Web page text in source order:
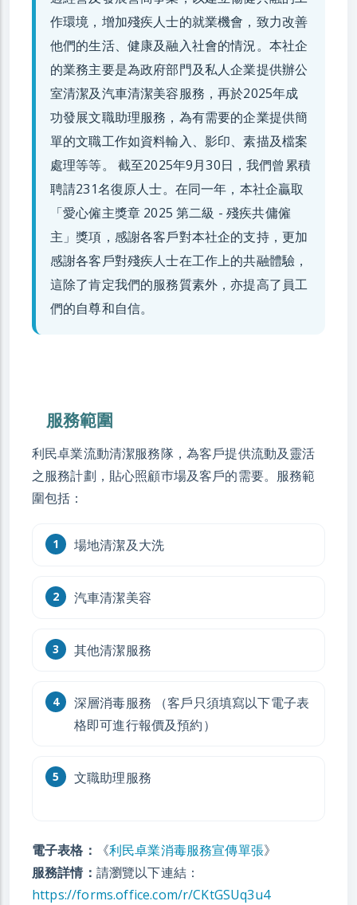
作環境，增加殘疾人士的就業機會，致力改善
他們的生活、健康及融入社會的情況。本社企
的業務主要是為政府部門及私人企業提供辦公
室清潔及汽車清潔美容服務，再於2025年成
功發展文職助理服務，為有需要的企業提供簡
單的文職工作如資料輸入、影印、素描及檔案
處理等等。 截至2025年9月30日，我們曾累積
聘請231名復原人士。在同一年，本社企贏取
「愛心僱主獎章 2025 第二級 - 殘疾共傭僱
主」獎項，感謝各客戶對本社企的支持，更加
感謝各客戶對殘疾人士在工作上的共融體驗，
這除了肯定我們的服務質素外，亦提高了員工
們的自尊和自信。
服務範圍
利民卓業流動清潔服務隊，為客戶提供流動及靈活
之服務計劃，貼心照顧巿場及客戶的需要。服務範
圍包括：
場地清潔及大洗
汽車清潔美容
其他清潔服務
深層消毒服務 （客戶只須填寫以下電子表
格即可進行報價及預約）
文職助理服務
電子表格： 《利民卓業消毒服務宣傳單張》
服務詳情： 請瀏覽以下連結：
https://forms.office.com/r/CKtGSUq3u4